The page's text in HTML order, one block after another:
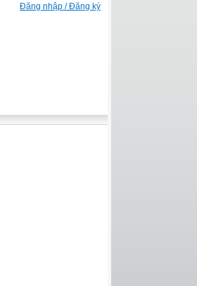
Đăng nhập / Đăng ký